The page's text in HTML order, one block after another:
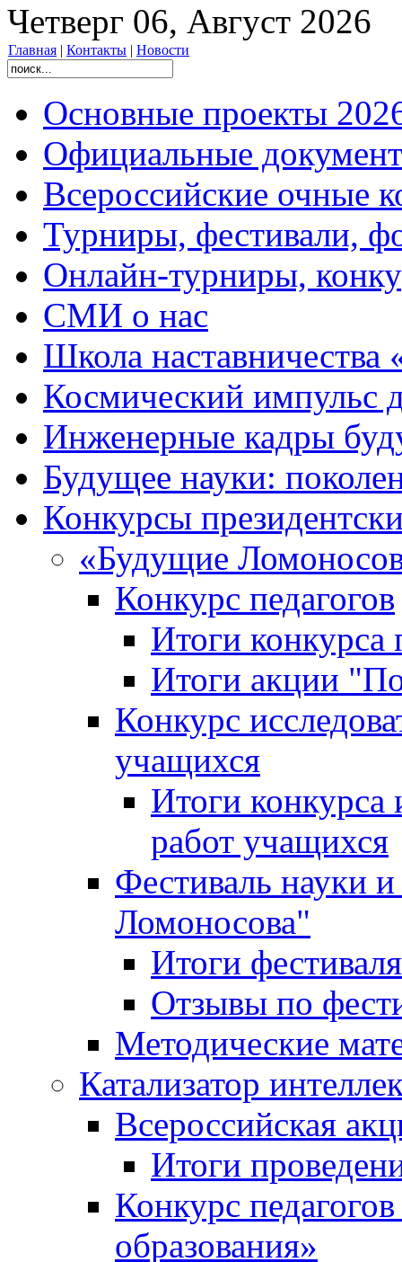
Четверг 06, Август 2026
Главная | Контакты | Новости
Основные проекты
Официальные
Всероссийские очные
Турниры, фестивали,
Онлайн-турниры,
СМИ о нас
Школа
Космический импульс
Инженерные кадры
Будущее науки:
Конкурсы
«Будущие
Конкурс педагогов
Итоги конкурса
Итоги акции
Конкурс
учащихся
Итоги конкурса
работ учащихся
Фестиваль науки
Ломоносова"
Итоги фестиваля
Отзывы по
Методические
Катализатор
Всероссийская
Итоги
Конкурс
образования»